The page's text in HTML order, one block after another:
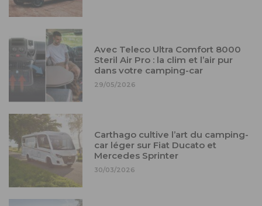
Avec Teleco Ultra Comfort 8000
Steril Air Pro : la clim et l’air pur
dans votre camping-car
29/05/2026
Carthago cultive l’art du camping-
car léger sur Fiat Ducato et
Mercedes Sprinter
30/03/2026